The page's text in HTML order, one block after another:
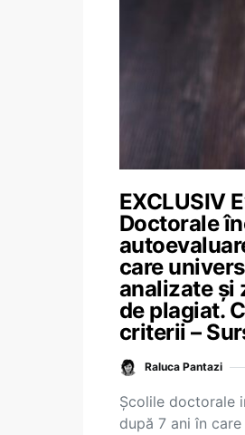
EXCLUSIV
Doctorale
care
analizate și
de plagiat.
criterii –
Raluca Pantazi
Școlile doctorale
după 7 ani în